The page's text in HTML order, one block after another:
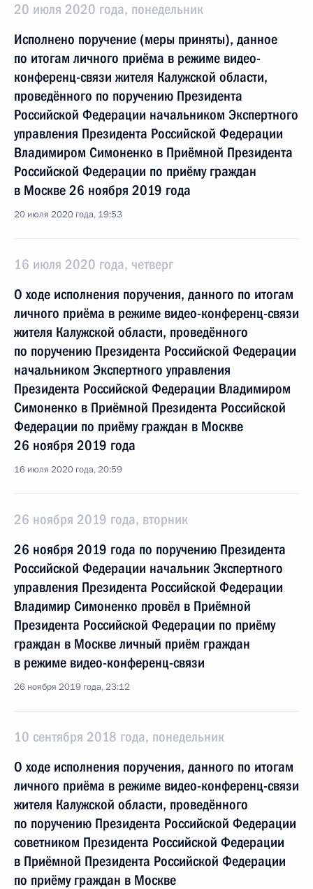
20 июля 2020 года, понедельник
Исполнено поручение (меры приняты), данное
по итогам личного приёма в режиме видео-
конференц-связи жителя Калужской области,
проведённого по поручению Президента
Российской Федерации начальником Экспертного
управления Президента Российской Федерации
Владимиром Симоненко в Приёмной Президента
Российской Федерации по приёму граждан
в Москве 26 ноября 2019 года
20 июля 2020 года, 19:53
16 июля 2020 года, четверг
О ходе исполнения поручения, данного по итогам
личного приёма в режиме видео-конференц-связи
жителя Калужской области, проведённого
по поручению Президента Российской Федерации
начальником Экспертного управления
Президента Российской Федерации Владимиром
Симоненко в Приёмной Президента Российской
Федерации по приёму граждан в Москве
26 ноября 2019 года
16 июля 2020 года, 20:59
26 ноября 2019 года, вторник
26 ноября 2019 года по поручению Президента
Российской Федерации начальник Экспертного
управления Президента Российской Федерации
Владимир Симоненко провёл в Приёмной
Президента Российской Федерации по приёму
граждан в Москве личный приём граждан
в режиме видео-конференц-связи
26 ноября 2019 года, 23:12
10 сентября 2018 года, понедельник
О ходе исполнения поручения, данного по итогам
личного приёма в режиме видео-конференц-связи
жителя Калужской области, проведённого
по поручению Президента Российской Федерации
советником Президента Российской Федерации
в Приёмной Президента Российской Федерации
по приёму граждан в Москве